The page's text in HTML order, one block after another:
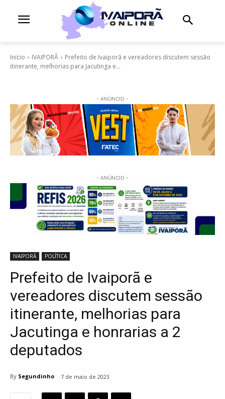
Início IVAIPORÃ
Prefeito de Ivaiporã e vereadores discutem sessão
itinerante, melhorias para Jacutinga e...
- ANÚNCIO -
- ANÚNCIO -
IVAIPORÃ POLÍTICA
Prefeito de Ivaiporã e
vereadores discutem sessão
itinerante, melhorias para
Jacutinga e honrarias a 2
deputados
By Segundinho 7 de maio de 2023